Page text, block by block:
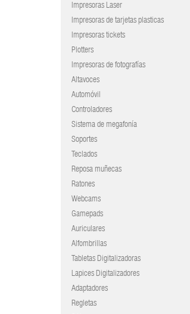
Impresoras Laser
Impresoras de tarjetas plasticas
Impresoras tickets
Plotters
Impresoras de fotografías
Altavoces
Automóvil
Controladores
Sistema de megafonía
Soportes
Teclados
Reposa muñecas
Ratones
Webcams
Gamepads
Auriculares
Alfombrillas
Tabletas Digitalizadoras
Lapices Digitalizadores
Adaptadores
Regletas